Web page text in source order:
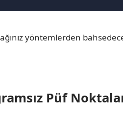
yöntemlerden
Püf